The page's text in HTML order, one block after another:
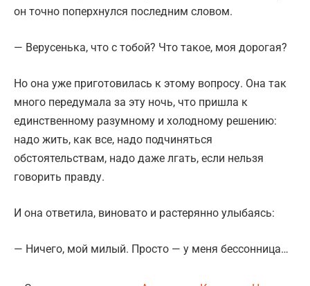
он точно поперхнулся последним словом.
— Верусенька, что с тобой? Что такое, моя дорогая?
Но она уже приготовилась к этому вопросу. Она так
много передумала за эту ночь, что пришла к
единственному разумному и холодному решению:
надо жить, как все, надо подчиняться
обстоятельствам, надо даже лгать, если нельзя
говорить правду.
И она ответила, виновато и растерянно улыбаясь:
— Ничего, мой милый. Просто — у меня бессонница…